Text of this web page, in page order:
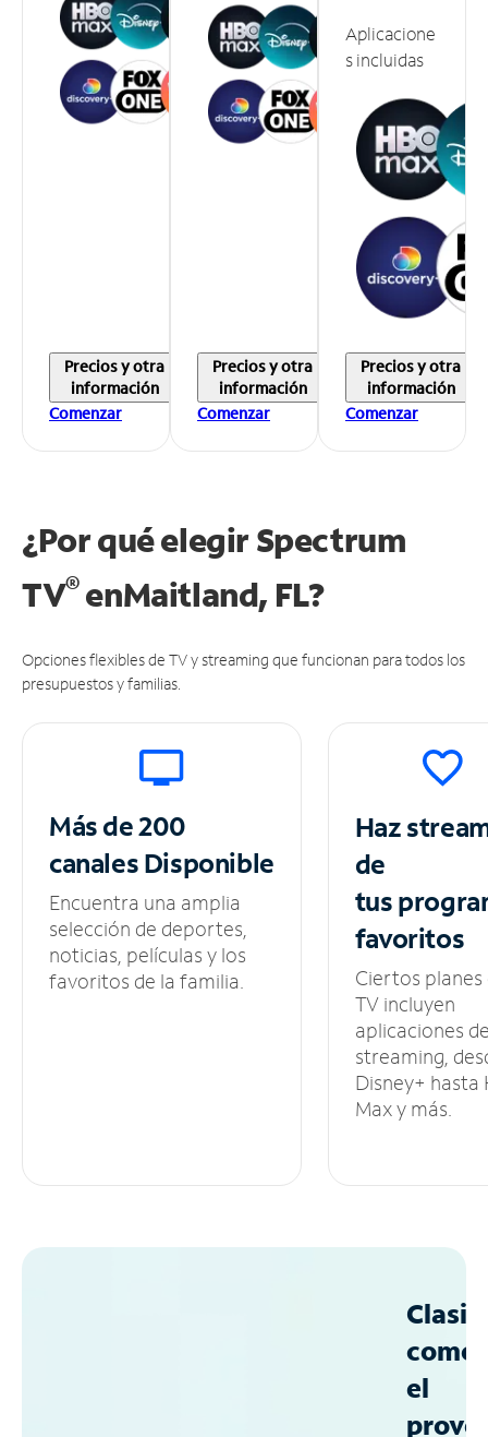
Precios y otra
información
Comenzar
Precios y otra
información
Comenzar
Aplicacione
s incluidas
Precios y otra
información
Comenzar
¿Por qué elegir Spectrum
TV®enMaitland, FL?
Opciones flexibles de TV y streaming que funcionan para todos los
presupuestos y familias.
Más de 200
canalesDisponible
Encuentra una amplia
selección de deportes,
noticias, películas y los
favoritos de la familia.
Haz
de
tus
favoritos
Ciertos planes
TV incluyen
aplicaciones
streaming,
Disney+ hasta
Max y más.
como
el